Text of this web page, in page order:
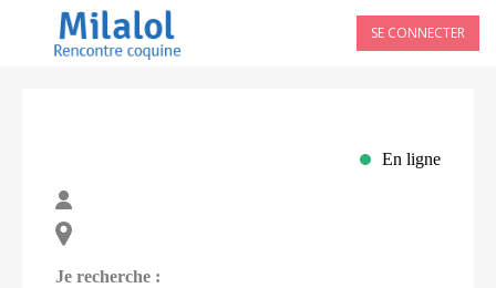
SE CONNECTER
En ligne
Je recherche :